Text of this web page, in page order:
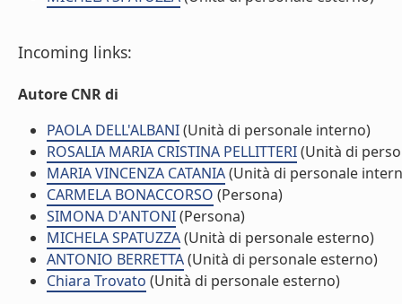
Incoming links:
Autore CNR di
PAOLA DELL'ALBANI(Unità di personale interno)
ROSALIA MARIA CRISTINA PELLITTERI(Unità di
MARIA VINCENZA CATANIA(Unità di personale
CARMELA BONACCORSO (Persona)
SIMONA D'ANTONI(Persona)
MICHELA SPATUZZA(Unità di personale esterno)
ANTONIO BERRETTA(Unità di personale esterno)
Chiara Trovato (Unità di personale esterno)